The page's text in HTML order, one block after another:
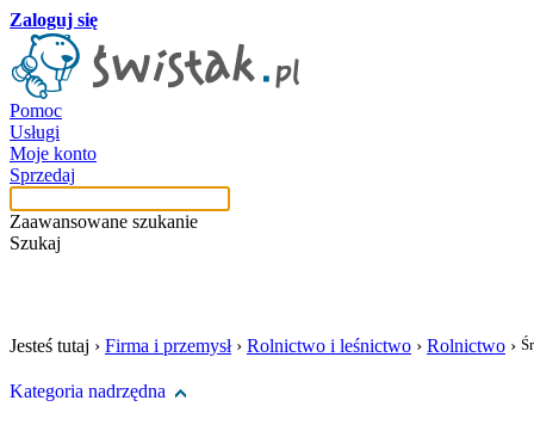
Zaloguj się
Pomoc
Usługi
Moje konto
Sprzedaj
Zaawansowane szukanie
Szukaj
Jesteś tutaj › Firma i przemysł› Rolnictwo i leśnictwo › Rolnictwo ›
Kategoria nadrzędna